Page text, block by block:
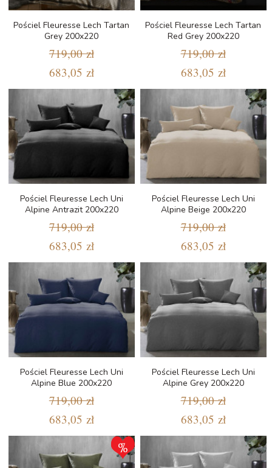
Pościel Fleuresse Lech Tartan
Grey 200x220
719,00 zł
683,05 zł
Pościel Fleuresse Lech Tartan
Red Grey 200x220
719,00 zł
683,05 zł
Pościel Fleuresse Lech Uni
Alpine Antrazit 200x220
719,00 zł
683,05 zł
Pościel Fleuresse Lech Uni
Alpine Beige 200x220
719,00 zł
683,05 zł
Pościel Fleuresse Lech Uni
Alpine Blue 200x220
719,00 zł
683,05 zł
Pościel Fleuresse Lech Uni
Alpine Grey 200x220
719,00 zł
683,05 zł